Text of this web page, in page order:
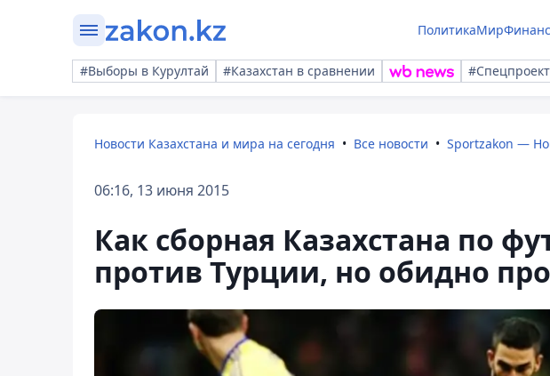
ПолитикаМир
#Выборы в Курултай #Казахстан в сравнении
Новости Казахстана и мира на сегодня Все новости Sportzakon —
06:16, 13 июня 2015
Как сборная Казахстана по
против Турции, но обидно